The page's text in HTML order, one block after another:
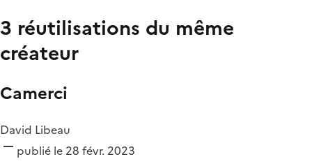
3 réutilisations du même
créateur
Camerci
David Libeau
publié le 28 févr. 2023